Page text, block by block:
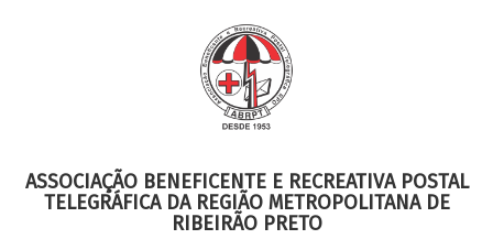
ASSOCIAÇÃO BENEFICENTE E RECREATIVA POSTAL
TELEGRÁFICA DA REGIÃO METROPOLITANA DE
RIBEIRÃO PRETO